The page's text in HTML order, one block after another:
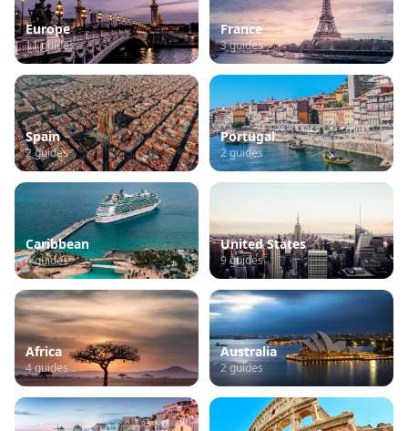
Europe
11guides
France
3guides
Spain
2guides
Portugal
2guides
Caribbean
4guides
United States
9guides
Africa
4guides
Australia
2guides